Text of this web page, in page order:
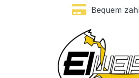
Premium
Bequem